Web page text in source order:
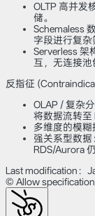
OLTP 高并发
储。
Schemaless
字段进行复杂
Serverless 架
互，无连接池
反指征
OLAP / 复杂
将数据流转至
多维度的模糊
强关系型数据
RDS/Aurora
Last modification：
© Allow